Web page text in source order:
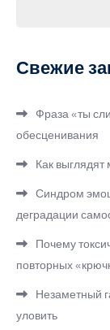
Свежие
Фраза «ты
обесценивания
Как
Синдром
деградации
Почему
повторных
Незаметный
уловить